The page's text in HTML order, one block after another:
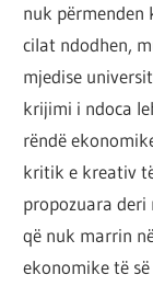
nuk përmenden
cilat ndodhen,
mjedise
krijimi i ndoca
rëndë
kritik e kreativ
propozuara
që nuk marrin
ekonomike të